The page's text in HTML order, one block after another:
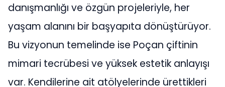
danışmanlığı ve özgün projeleriyle, her
yaşam alanını bir başyapıta dönüştürüyor.
Bu vizyonun temelinde ise Poçan çiftinin
mimari tecrübesi ve yüksek estetik anlayışı
var. Kendilerine ait atölyelerinde ürettikleri